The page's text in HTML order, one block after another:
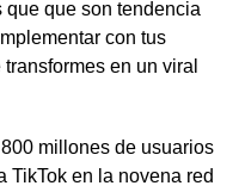
que son tendencia
con tus
en un viral
millones de usuarios
TikTok en la novena red